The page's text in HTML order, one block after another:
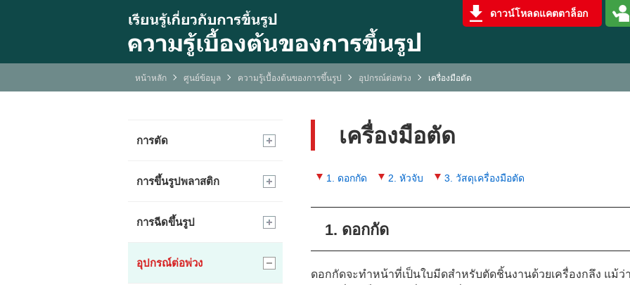
ดาวน์โหลดแคตตาล็อก
หน้าหลัก ศูนย์ข้อมูล ความรู้เบื้องต้นของการขึ้นรูป อุปกรณ์ต่อพ่วง เครื่องมือตัด
เครื่องมือตัด
1. ดอกกัด 2. หัวจับ 3. วัสดุเครื่องมือตัด
1. ดอกกัด
ดอกกัดจะทำหน้าที่เป็นใบมีดสำหรับตัดชิ้นงานด้วยเครื่องกลึง แม้
การตัด
การขึ้นรูปพลาสติก
การฉีดขึ้นรูป
อุปกรณ์ต่อพ่วง